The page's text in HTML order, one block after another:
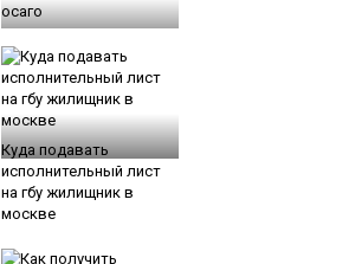
осаго
Куда подавать
исполнительный лист
на гбу жилищник в
москве